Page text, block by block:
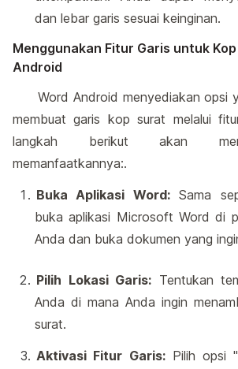
dan lebar garis sesuai keinginan.
Menggunakan Fitur Garis untuk
Android
Word Android menyediakan opsi
membuat garis kop surat melalui
langkah berikut akan
memanfaatkannya:.
Buka Aplikasi Word:Sama
buka aplikasi Microsoft Word di
Anda dan buka dokumen yang
Pilih Lokasi Garis: Tentukan
Anda di mana Anda ingin
surat.
Aktivasi Fitur Garis:Pilih opsi